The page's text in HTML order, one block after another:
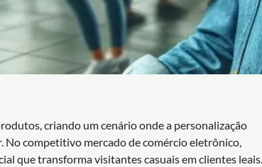
criando um cenário onde a personalização
No competitivo mercado de comércio eletrônico,
que transforma visitantes casuais em clientes leais.